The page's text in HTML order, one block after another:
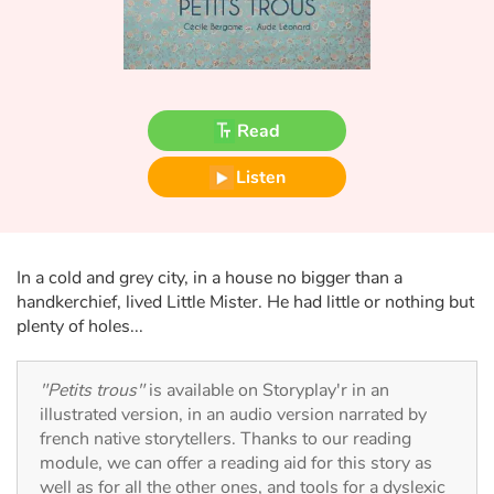
Fable, myth, literature and poetry
Princesses and princes, kings, queens and dragons
Ogres, monsters and witches
Heroines and Heroes
The animals
Travel, epic, investigation, adventure
Around the world
Learning
Read
Listen
In a cold and grey city, in a house no bigger than a
handkerchief, lived Little Mister. He had little or nothing but
plenty of holes...
"Petits trous"is available on Storyplay'r in an
illustrated version, in an audio version narrated by
french native storytellers. Thanks to our reading
module, we can offer a reading aid for this story as
well as for all the other ones, and tools for a dyslexic